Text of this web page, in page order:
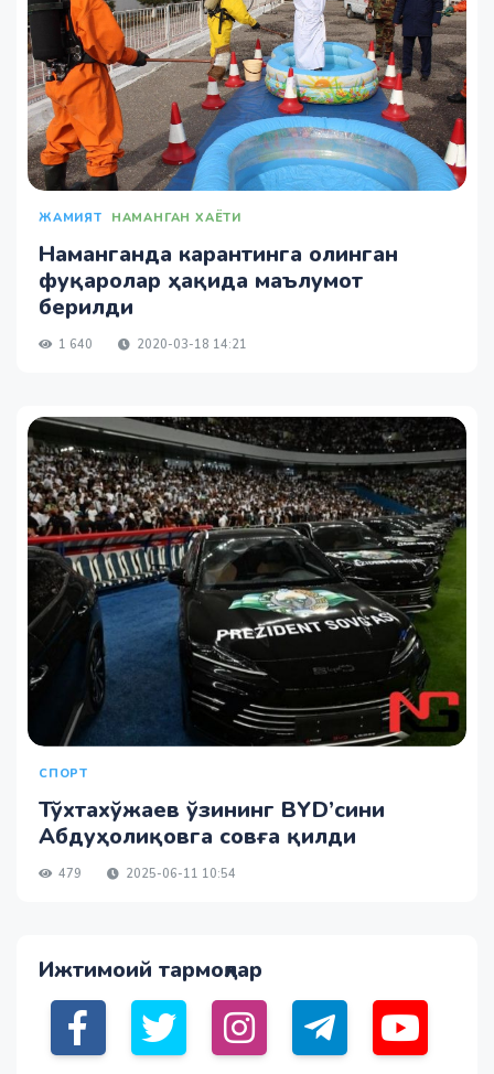
ЖАМИЯТ НАМАНГАН ХАЁТИ
Наманганда карантинга олинган
фуқаролар ҳақида маълумот
берилди
1 640 2020-03-18 14:21
СПОРТ
Тўхтахўжаев ўзининг BYD’сини
Абдуҳолиқовга совға қилди
479 2025-06-11 10:54
Ижтимоий тармоқлар